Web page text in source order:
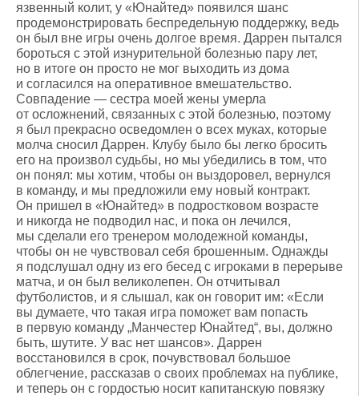
язвенный колит, у «Юнайтед» появился шанс
продемонстрировать беспредельную поддержку, ведь
он был вне игры очень долгое время. Даррен пытался
бороться с этой изнурительной болезнью пару лет,
но в итоге он просто не мог выходить из дома
и согласился на оперативное вмешательство.
Совпадение — сестра моей жены умерла
от осложнений, связанных с этой болезнью, поэтому
я был прекрасно осведомлен о всех муках, которые
молча сносил Даррен. Клубу было бы легко бросить
его на произвол судьбы, но мы убедились в том, что
он понял: мы хотим, чтобы он выздоровел, вернулся
в команду, и мы предложили ему новый контракт.
Он пришел в «Юнайтед» в подростковом возрасте
и никогда не подводил нас, и пока он лечился,
мы сделали его тренером молодежной команды,
чтобы он не чувствовал себя брошенным. Однажды
я подслушал одну из его бесед с игроками в перерыве
матча, и он был великолепен. Он отчитывал
футболистов, и я слышал, как он говорит им: «Если
вы думаете, что такая игра поможет вам попасть
в первую команду „Манчестер Юнайтед“, вы, должно
быть, шутите. У вас нет шансов». Даррен
восстановился в срок, почувствовал большое
облегчение, рассказав о своих проблемах на публике,
и теперь он с гордостью носит капитанскую повязку